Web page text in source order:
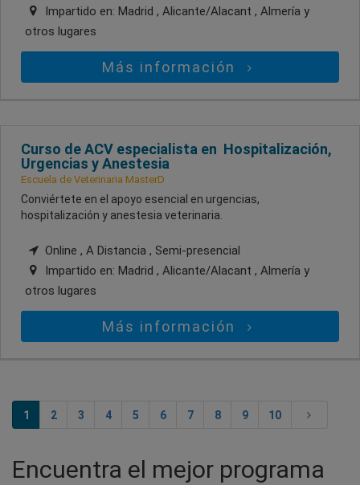
Impartido en: Madrid , Alicante/Alacant , Almería y
otros lugares
Más información
Curso de ACV especialista en Hospitalización,
Urgencias y Anestesia
Escuela de Veterinaria MasterD
Conviértete en el apoyo esencial en urgencias,
hospitalización y anestesia veterinaria.
Online , A Distancia , Semi-presencial
Impartido en: Madrid , Alicante/Alacant , Almería y
otros lugares
Más información
1 2 3 4 5 6 7 8 9 10
Encuentra el mejor programa